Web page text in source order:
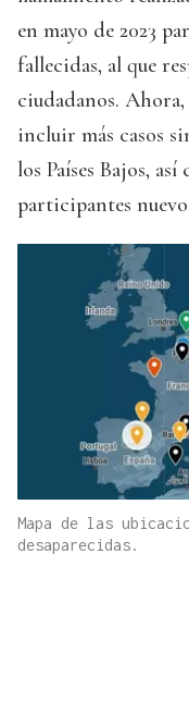
en mayo de 2023
fallecidas, al que
ciudadanos.
incluir más casos
los Países Bajos,
participantes
Mapa de las
desaparecidas.